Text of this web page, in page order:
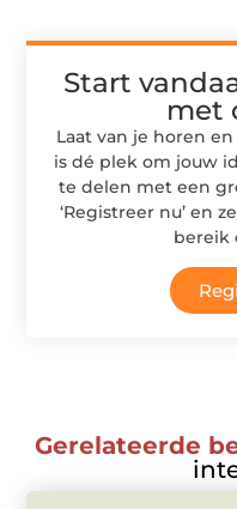
Start
met
Laat van je horen
is dé plek om jouw
te delen met een
‘Registreer nu’ en
bereik
Gerelateerde